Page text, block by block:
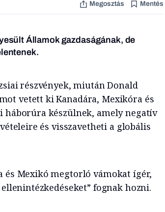
Megosztás Mentés
Államok gazdaságának, de
részvények, miután Donald
vetett ki Kanadára, Mexikóra és
háborúra készülnek, amely negatív
és visszavetheti a globális
és Mexikó megtorló vámokat ígér,
fognak hozni.